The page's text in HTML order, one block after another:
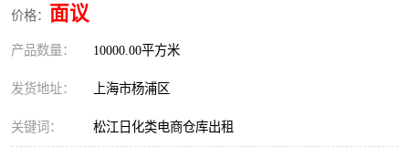
价格： 面议
产品数量： 10000.00平方米
发货地址： 上海市杨浦区
关键词： 松江日化类电商仓库出租